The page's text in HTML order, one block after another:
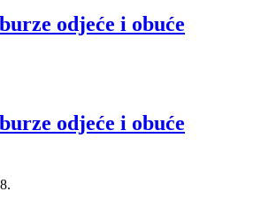
odjeće i obuće
odjeće i obuće